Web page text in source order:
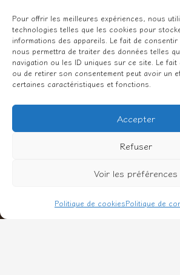
Pour offrir les meilleures expériences, nous
technologies telles que les cookies pour
informations des appareils. Le fait de
nous permettra de traiter des données telles
navigation ou les ID uniques sur ce site. Le
ou de retirer son consentement peut avoir un
certaines caractéristiques et fonctions.
Accepter
Refuser
Voir les préférences
Politique de cookiesPolitique de